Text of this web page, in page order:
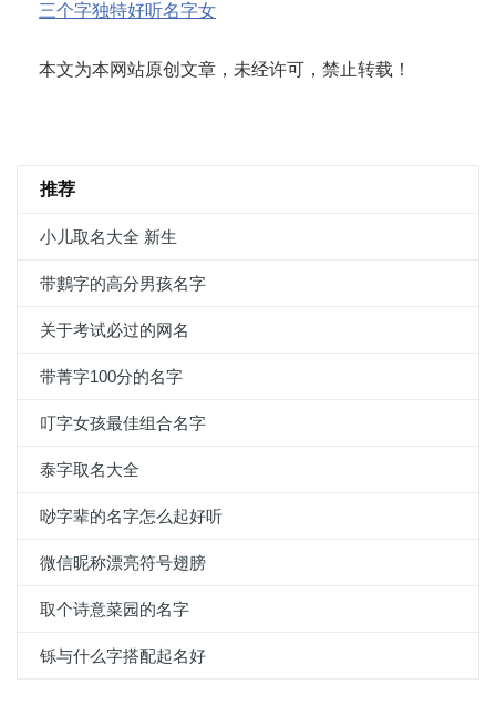
三个字独特好听名字女
本文为本网站原创文章，未经许可，禁止转载！
推荐
小儿取名大全 新生
带鷜字的高分男孩名字
关于考试必过的网名
带菁字100分的名字
叮字女孩最佳组合名字
泰字取名大全
唦字辈的名字怎么起好听
微信昵称漂亮符号翅膀
取个诗意菜园的名字
铄与什么字搭配起名好